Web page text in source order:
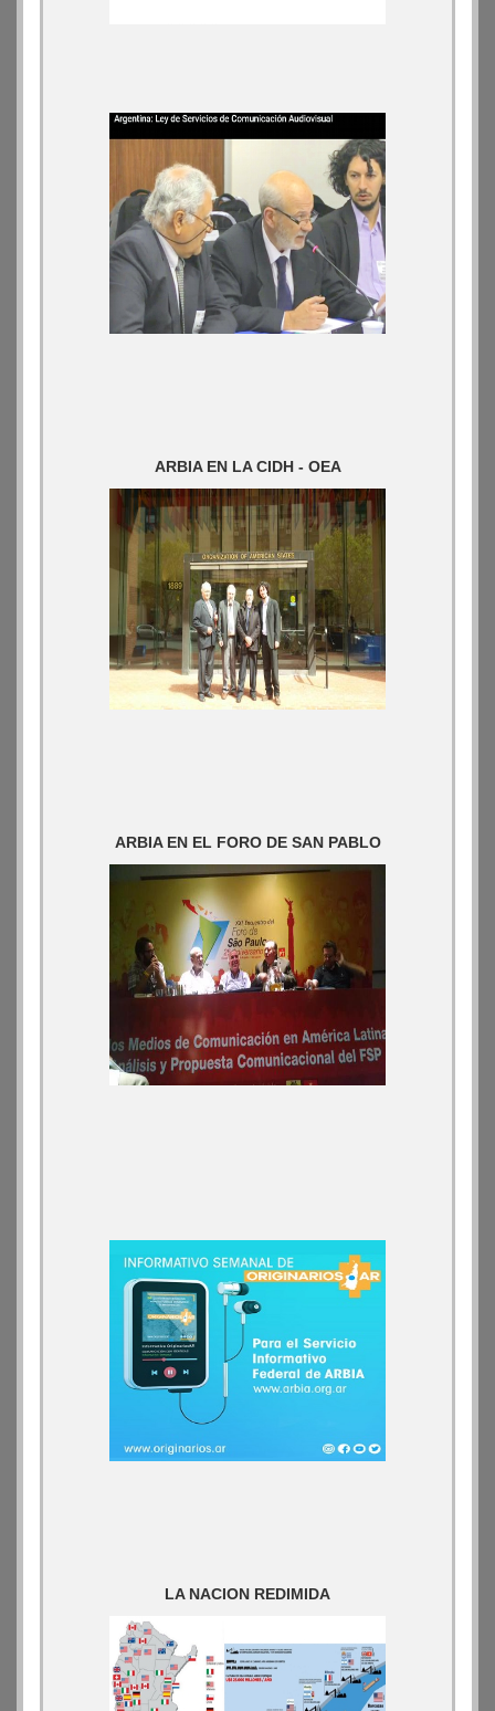
ARBIA EN LA CIDH - OEA
ARBIA EN EL FORO DE SAN PABLO
LA NACION REDIMIDA